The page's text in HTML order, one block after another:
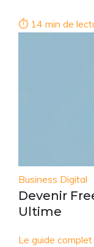
⏱ 14 min de
Business Digital
Devenir
Ultime
Le guide